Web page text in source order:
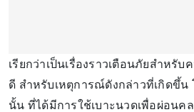
เรียกว่าเป็นเรื่องราวเตือนภัยสำหรั
ดี สำหรับเหตุการณ์ดังกล่าวที่เกิดขึ้น
นั้น ที่ได้มีการใช้เบาะนวดเพื่อผ่อนค